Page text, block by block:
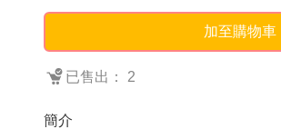
加至購物車
已售出： 2
簡介